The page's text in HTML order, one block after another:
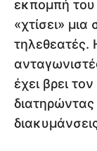
εκπομπή του
«χτίσει»
τηλεθεατές.
έχει βρει